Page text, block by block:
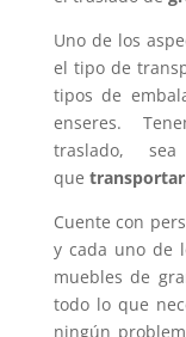
Uno de los
el tipo de
tipos de
enseres.
traslado,
que transportar
Cuente con
y cada uno de
muebles de
todo lo que
ningún